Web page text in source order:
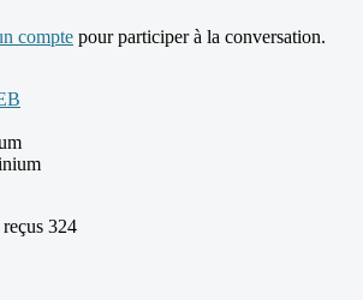
compte pour participer à la conversation.
324